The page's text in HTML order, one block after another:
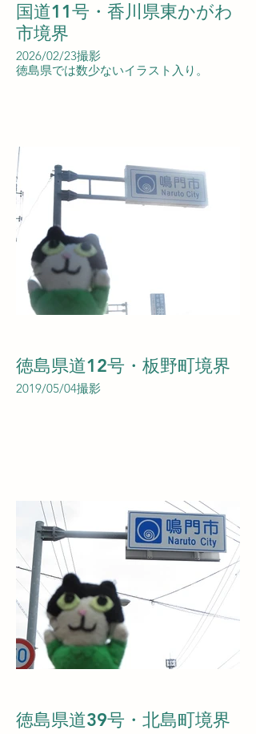
国道11号・香川県東かがわ
市境界
2026/02/23撮影
徳島県では数少ないイラスト入り。
徳島県道12号・板野町境界
2019/05/04撮影
徳島県道39号・北島町境界